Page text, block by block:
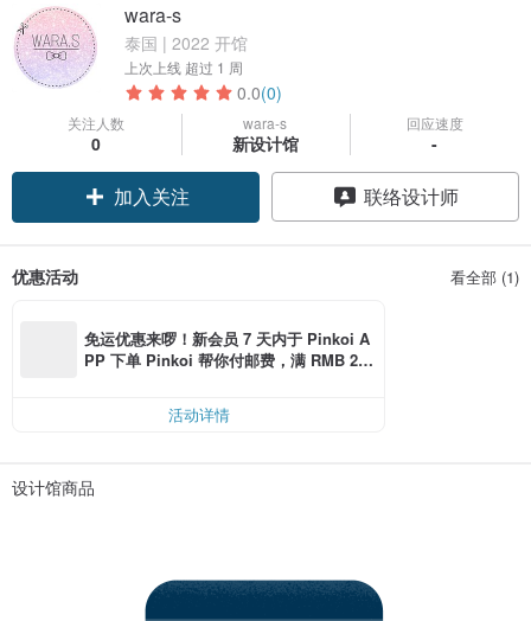
wara-s
泰国 | 2022 开馆
上次上线 超过 1 周
0.0(0)
关注人数
0
wara-s
新设计馆
回应速度
-
加入关注 联络设计师
优惠活动 看全部 (1)
免运优惠来啰！新会员 7 天内于 Pinkoi A
PP 下单 Pinkoi 帮你付邮费，满 RMB 25
活动详情
设计馆商品